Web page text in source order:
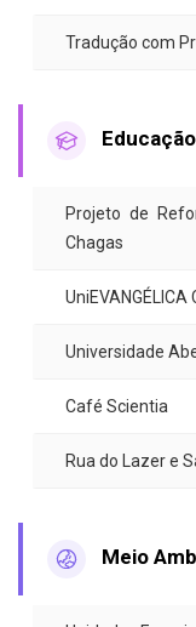
Tradução com
Educação
Projeto de
Chagas
Universidade
Café Scientia
Rua do Lazer e
Meio